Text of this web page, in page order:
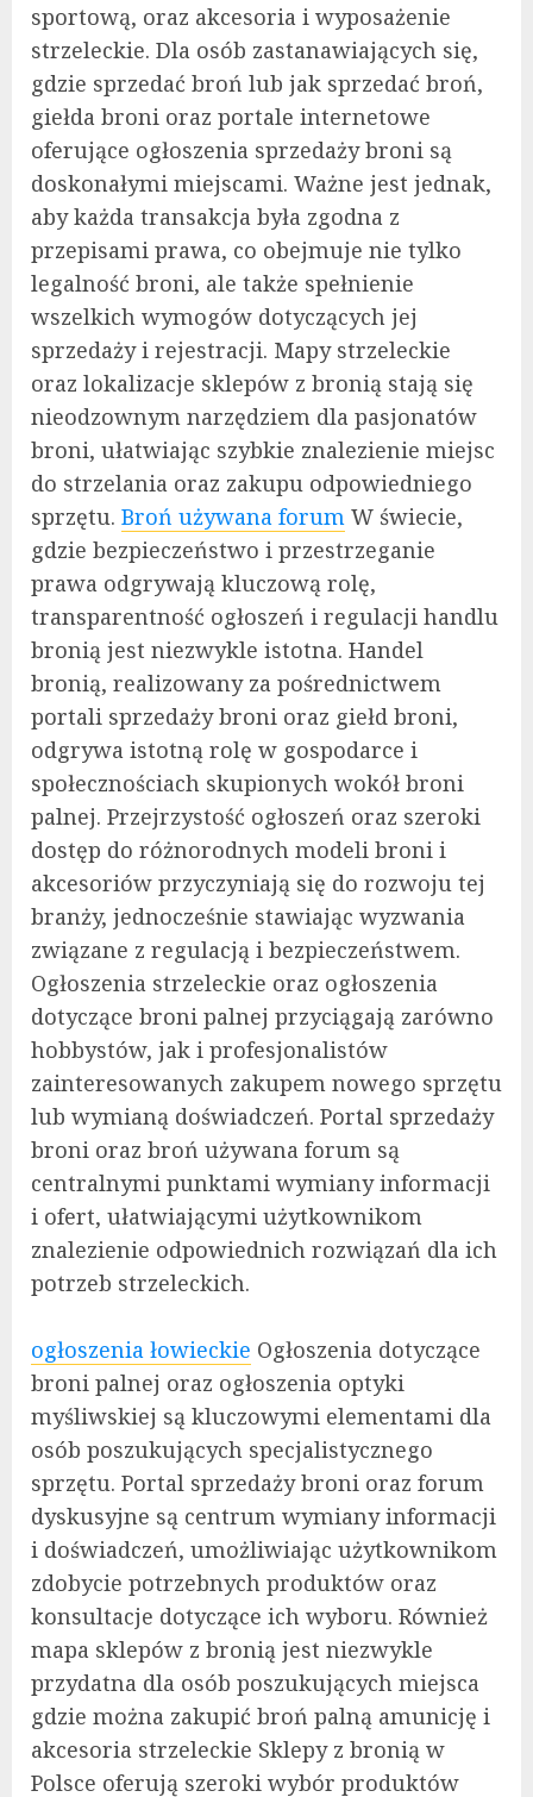
sportową, oraz akcesoria i wyposażenie
strzeleckie. Dla osób zastanawiających się,
gdzie sprzedać broń lub jak sprzedać broń,
giełda broni oraz portale internetowe
oferujące ogłoszenia sprzedaży broni są
doskonałymi miejscami. Ważne jest jednak,
aby każda transakcja była zgodna z
przepisami prawa, co obejmuje nie tylko
legalność broni, ale także spełnienie
wszelkich wymogów dotyczących jej
sprzedaży i rejestracji. Mapy strzeleckie
oraz lokalizacje sklepów z bronią stają się
nieodzownym narzędziem dla pasjonatów
broni, ułatwiając szybkie znalezienie miejsc
do strzelania oraz zakupu odpowiedniego
sprzętu. Broń używana forum W świecie,
gdzie bezpieczeństwo i przestrzeganie
prawa odgrywają kluczową rolę,
transparentność ogłoszeń i regulacji handlu
bronią jest niezwykle istotna. Handel
bronią, realizowany za pośrednictwem
portali sprzedaży broni oraz giełd broni,
odgrywa istotną rolę w gospodarce i
społecznościach skupionych wokół broni
palnej. Przejrzystość ogłoszeń oraz szeroki
dostęp do różnorodnych modeli broni i
akcesoriów przyczyniają się do rozwoju tej
branży, jednocześnie stawiając wyzwania
związane z regulacją i bezpieczeństwem.
Ogłoszenia strzeleckie oraz ogłoszenia
dotyczące broni palnej przyciągają zarówno
hobbystów, jak i profesjonalistów
zainteresowanych zakupem nowego sprzętu
lub wymianą doświadczeń. Portal sprzedaży
broni oraz broń używana forum są
centralnymi punktami wymiany informacji
i ofert, ułatwiającymi użytkownikom
znalezienie odpowiednich rozwiązań dla ich
potrzeb strzeleckich.
ogłoszenia łowieckie Ogłoszenia dotyczące
broni palnej oraz ogłoszenia optyki
myśliwskiej są kluczowymi elementami dla
osób poszukujących specjalistycznego
sprzętu. Portal sprzedaży broni oraz forum
dyskusyjne są centrum wymiany informacji
i doświadczeń, umożliwiając użytkownikom
zdobycie potrzebnych produktów oraz
konsultacje dotyczące ich wyboru. Również
mapa sklepów z bronią jest niezwykle
przydatna dla osób poszukujących miejsca
gdzie można zakupić broń palną amunicję i
akcesoria strzeleckie Sklepy z bronią w
Polsce oferują szeroki wybór produktów